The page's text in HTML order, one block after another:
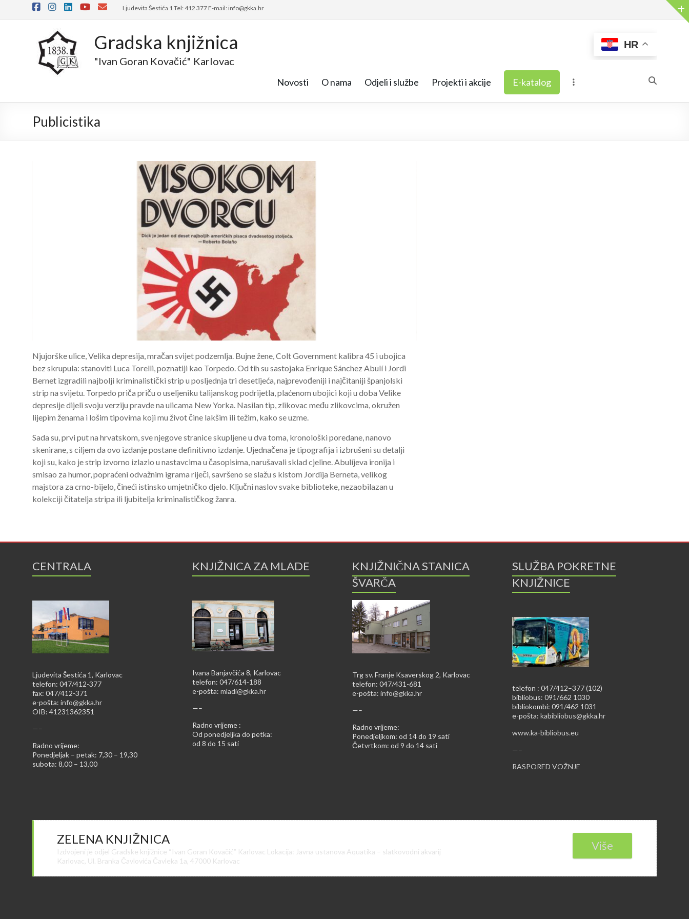
Ljudevita Šestića 1 Tel: 412 377 E-mail: info@gkka.hr
Gradska knjižnica
"Ivan Goran Kovačić" Karlovac
HR
Novosti O nama Odjeli i službe Projekti i akcije E-katalog
Publicistika
Njujorške ulice, Velika depresija, mračan svijet podzemlja. Bujne žene, Colt Government kalibra 45 i ubojica
bez skrupula: stanoviti Luca Torelli, poznatiji kao Torpedo. Od tih su sastojaka Enrique Sánchez Abulí i Jordi
Bernet izgradili najbolji kriminalistički strip u posljednja tri desetljeća, najprevođeniji i najčitaniji španjolski
strip na svijetu. Torpedo priča priču o useljeniku talijanskog podrijetla, plaćenom ubojici koji u doba Velike
depresije dijeli svoju verziju pravde na ulicama New Yorka. Nasilan tip, zlikovac među zlikovcima, okružen
lijepim ženama i lošim tipovima koji mu život čine lakšim ili težim, kako se uzme.
Sada su, prvi put na hrvatskom, sve njegove stranice skupljene u dva toma, kronološki poredane, nanovo
skenirane, s ciljem da ovo izdanje postane definitivno izdanje. Ujednačena je tipografija i izbrušeni su detalji
koji su, kako je strip izvorno izlazio u nastavcima u časopisima, narušavali sklad cjeline. Abulíjeva ironija i
smisao za humor, popraćeni odvažnim igrama riječi, savršeno se slažu s kistom Jordija Berneta, velikog
majstora za crno-bijelo, čineći istinsko umjetničko djelo. Ključni naslov svake biblioteke, nezaobilazan u
kolekciji čitatelja stripa ili ljubitelja kriminalističkog žanra.
CENTRALA
Ljudevita Šestića 1, Karlovac
telefon: 047/412-377
fax: 047/412-371
e-pošta: info@gkka.hr
OIB: 41231362351
—–
Radno vrijeme:
Ponedjeljak – petak: 7,30 – 19,30
subota: 8,00 – 13,00
KNJIŽNICA ZA MLADE
Ivana Banjavčića 8, Karlovac
telefon: 047/614-188
e-pošta: mladi@gkka.hr
—–
Radno vrijeme :
Od ponedjeljka do petka:
od 8 do 15 sati
KNJIŽNIČNA STANICA
ŠVARČA
Trg sv. Franje Ksaverskog 2, Karlovac
telefon: 047/431-681
e-pošta: info@gkka.hr
—–
Radno vrijeme:
Ponedjeljkom: od 14 do 19 sati
Četvrtkom: od 9 do 14 sati
SLUŽBA POKRETNE
KNJIŽNICE
telefon : 047/412–377 (102)
bibliobus: 091/662 1030
bibliokombi: 091/462 1031
e-pošta: kabibliobus@gkka.hr
www.ka-bibliobus.eu
—–
RASPORED VOŽNJE
ZELENA KNJIŽNICA
Izdvojeni je odjel Gradske knjižnice “Ivan Goran Kovačić” Karlovac Lokacija: Javna ustanova Aquatika – slatkovodni akvarij
Karlovac, Ul. Branka Čavlovića Čavleka 1a, 47000 Karlovac
Više